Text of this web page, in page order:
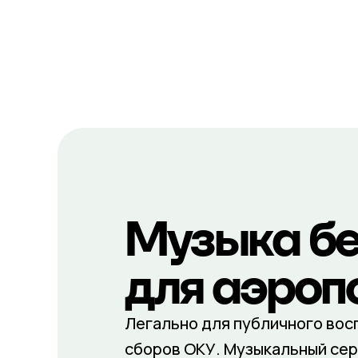
Музыка
для
Легально для публичного
сборов ОКУ. Музыкальный